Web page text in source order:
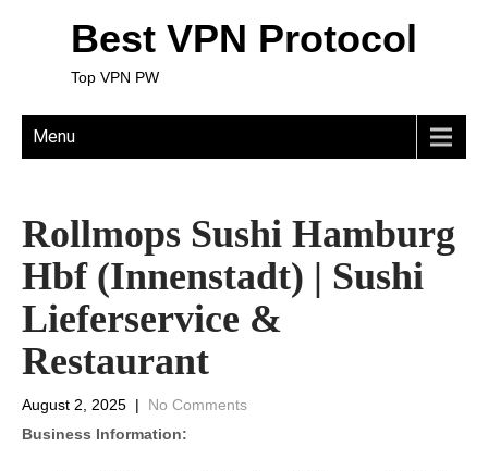
Best VPN Protocol
Top VPN PW
Menu
Rollmops Sushi Hamburg
Hbf (Innenstadt) | Sushi
Lieferservice &
Restaurant
August 2, 2025 | No Comments
Business Information: